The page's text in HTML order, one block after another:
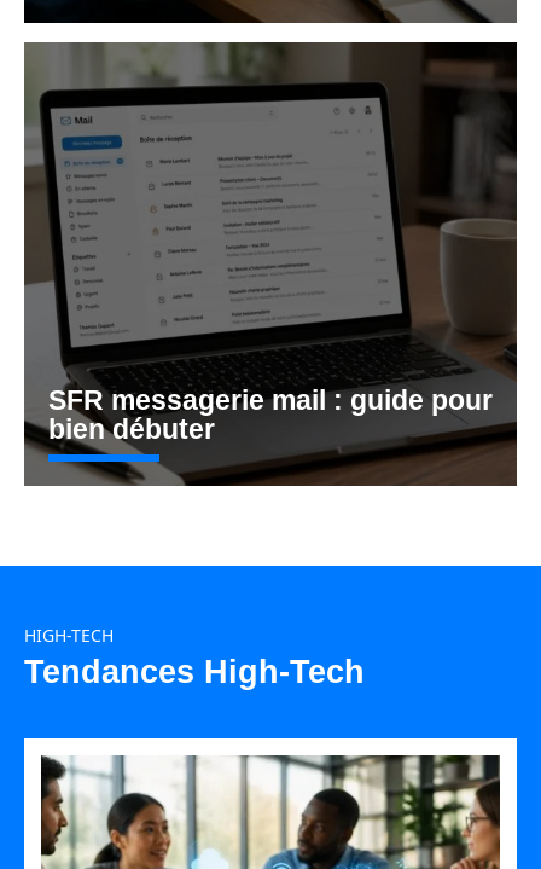
SFR messagerie mail : guide pour
bien débuter
HIGH-TECH
Tendances High-Tech